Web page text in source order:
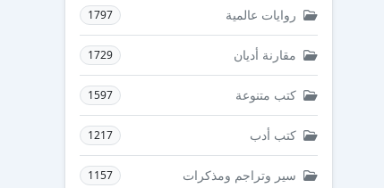
روايات عالمية 1797
مقارنة أديان 1729
كتب متنوعة 1597
كتب أدب 1217
سير وتراجم ومذكرات 1157